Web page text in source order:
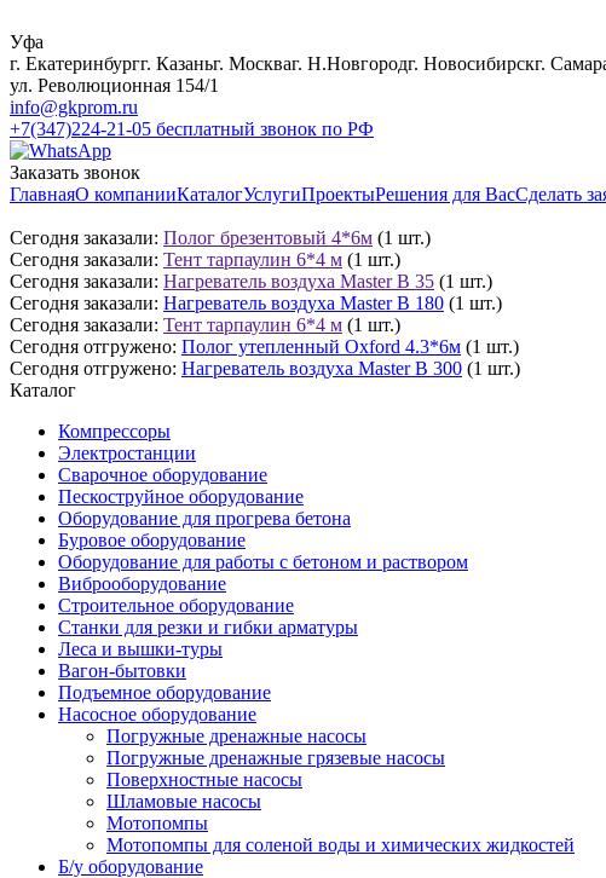
Уфа
г. Екатеринбургг. Казаньг. Москваг. Н.Новгородг. Новосибирскг.
ул. Революционная 154/1
info@gkprom.ru
+7(347)224-21-05 бесплатный звонок по РФ
Заказать звонок
ГлавнаяО компанииКаталогУслугиПроектыРешения для ВасСделать
Сегодня заказали: Полог брезентовый 4*6м (1 шт.)
Сегодня заказали: Тент тарпаулин 6*4 м (1 шт.)
Сегодня заказали: Нагреватель воздуха Master B 35 (1 шт.)
Сегодня заказали: Нагреватель воздуха Master B 180 (1 шт.)
Сегодня заказали: Тент тарпаулин 6*4 м (1 шт.)
Сегодня отгружено: Полог утепленный Oxford 4.3*6м (1 шт.)
Сегодня отгружено: Нагреватель воздуха Master B 300 (1 шт.)
Каталог
Компрессоры
Электростанции
Сварочное оборудование
Пескоструйное оборудование
Оборудование для прогрева бетона
Буровое оборудование
Оборудование для работы с бетоном и раствором
Виброоборудование
Строительное оборудование
Станки для резки и гибки арматуры
Леса и вышки-туры
Вагон-бытовки
Подъемное оборудование
Насосное оборудование
Погружные дренажные насосы
Погружные дренажные грязевые насосы
Поверхностные насосы
Шламовые насосы
Мотопомпы
Мотопомпы для соленой воды и химических жидкостей
Б/у оборудование